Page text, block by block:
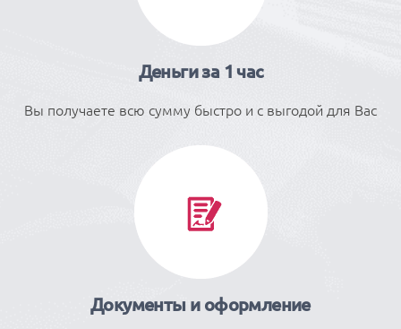
Деньги за 1 час
Вы получаете всю сумму быстро и с выгодой для Вас
Документы и оформление